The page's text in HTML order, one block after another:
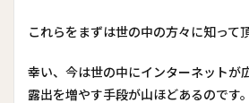
これらをまずは世の中の方々に知って
幸い、今は世の中にインターネットが
露出を増やす手段が山ほどあるのです。